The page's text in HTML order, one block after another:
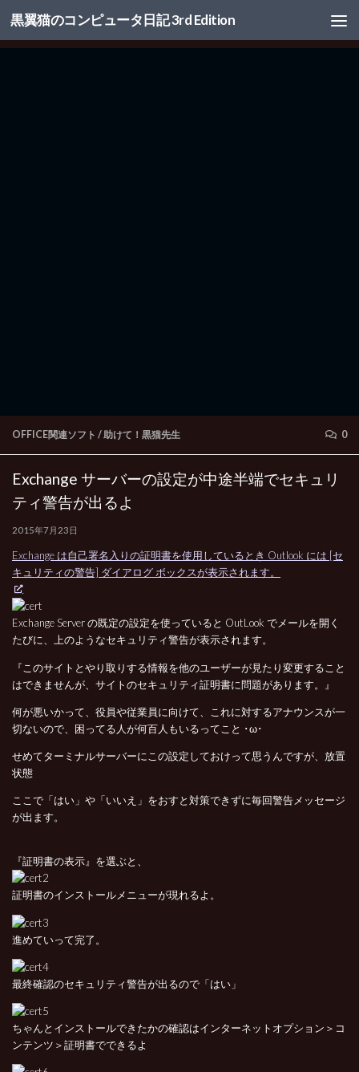
コンテンツへスキップ
黒翼猫のコンピュータ日記 3rd Edition
OFFICE関連ソフト /助けて！黒猫先生 0
Exchange サーバーの設定が中途半端でセキュリ
ティ警告が出るよ
2015年7月23日
Exchange は自己署名入りの証明書を使用しているとき Outlook には [セ
キュリティの警告] ダイアログ ボックスが表示されます。
Exchange Server の既定の設定を使っていると OutLook でメールを開く
たびに、上のようなセキュリティ警告が表示されます。
『このサイトとやり取りする情報を他のユーザーが見たり変更すること
はできませんが、サイトのセキュリティ証明書に問題があります。』
何が悪いかって、役員や従業員に向けて、これに対するアナウンスが一
切ないので、困ってる人が何百人もいるってこと ･ω･
せめてターミナルサーバーにこの設定しておけって思うんですが、放置
状態
ここで「はい」や「いいえ」をおすと対策できずに毎回警告メッセージ
が出ます。
『証明書の表示』を選ぶと、
証明書のインストールメニューが現れるよ。
進めていって完了。
最終確認のセキュリティ警告が出るので「はい」
ちゃんとインストールできたかの確認はインターネットオプション＞コ
ンテンツ＞証明書でできるよ